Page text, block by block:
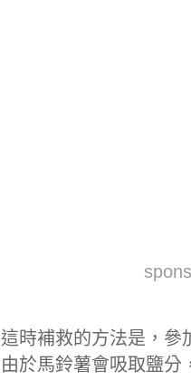
這時補救的方法是，參
由於馬鈴薯會吸取鹽分